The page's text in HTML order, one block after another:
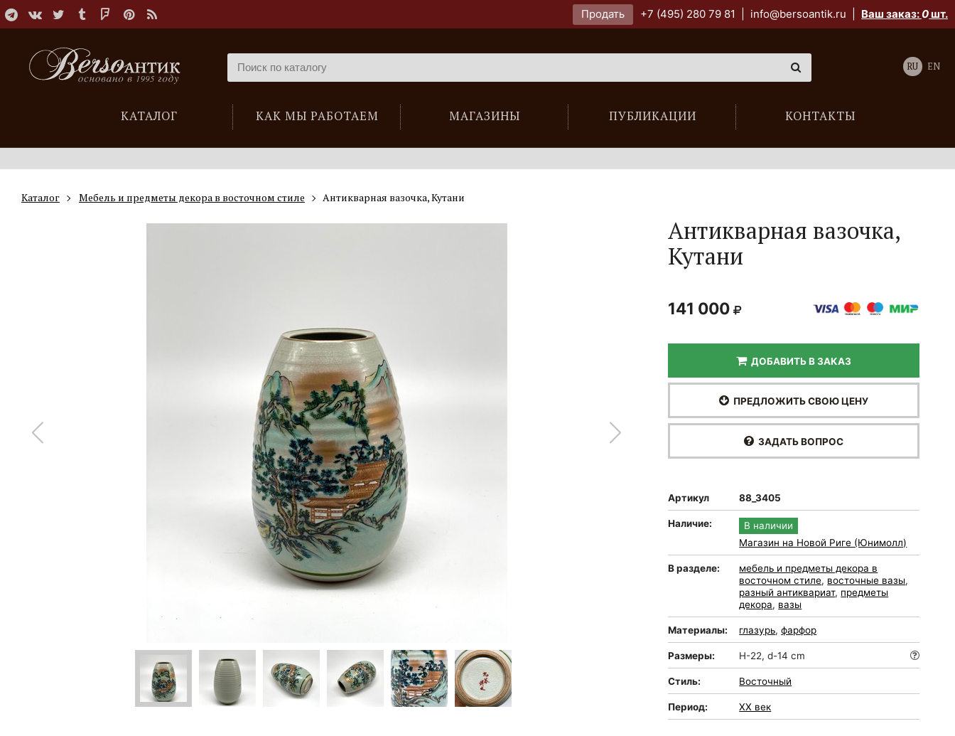
Продать +7 (495) 280 79 81 info@bersoantik.ru Ваш заказ:0шт.
КАТАЛОГ КАК МЫ РАБОТАЕМ МАГАЗИНЫ ПУБЛИКАЦИИ КОНТАКТЫ
RU EN
Каталог Мебель и предметы декора в восточном стиле Антикварная вазочка, Кутани
Антикварная вазочка,
Кутани
141 000
ДОБАВИТЬ В ЗАКАЗ
ПРЕДЛОЖИТЬ СВОЮ ЦЕНУ
ЗАДАТЬ ВОПРОС
Артикул 88_3405
Наличие:
В наличии
Магазин на Новой Риге (Юнимолл)
В разделе:
мебель и предметы декора в
восточном стиле, восточные вазы,
разный антиквариат, предметы
декора, вазы
Материалы: глазурь,фарфор
Размеры: H-22, d-14 cm
Стиль: Восточный
Период: XX век